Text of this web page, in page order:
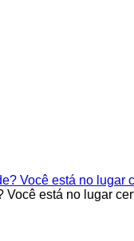
Você está no lugar